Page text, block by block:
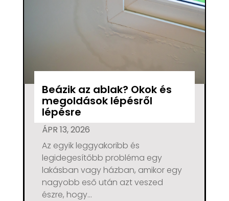
Beázik az ablak? Okok és
megoldások lépésről
lépésre
ÁPR 13, 2026
Az egyik leggyakoribb és
legidegesítőbb probléma egy
lakásban vagy házban, amikor egy
nagyobb eső után azt veszed
észre, hogy...